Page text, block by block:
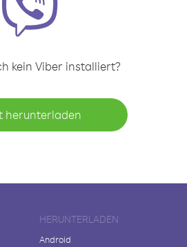
kein Viber installiert?
herunterladen
HERUNTERLADEN
Android